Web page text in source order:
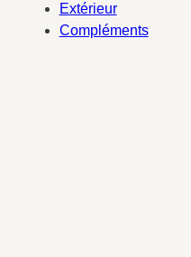
Extérieur
Compléments